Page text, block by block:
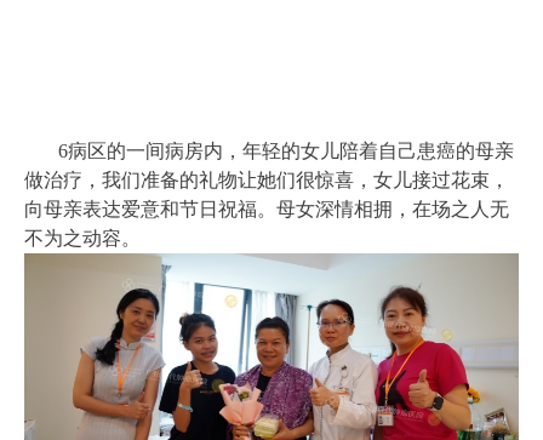
6病区的一间病房内，年轻的女儿陪着自己患癌的母亲
做治疗，我们准备的礼物让她们很惊喜，女儿接过花束，
向母亲表达爱意和节日祝福。母女深情相拥，在场之人无
不为之动容。